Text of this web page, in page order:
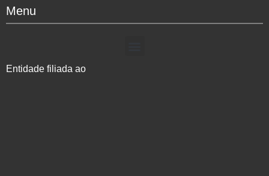
Menu
Entidade filiada ao